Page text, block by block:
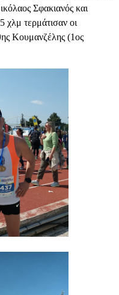
Σφακιανός και
τερμάτισαν οι
Κουμανζέλης (1ος